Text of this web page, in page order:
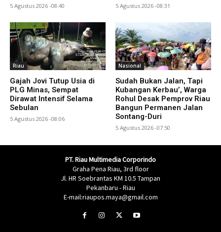
5 Agustus 2026 -08:40 5 Agustus 2026 -08:31
Riau
Gajah Jovi Tutup Usia di
PLG Minas, Sempat
Dirawat Intensif Selama
Sebulan
5 Agustus 2026 -08:06
Nasional
Sudah Bukan Jalan, Tapi
Kubangan Kerbau’, Warga
Rohul Desak Pemprov Riau
Bangun Permanen Jalan
Sontang-Duri
5 Agustus 2026 -07:50
PT. Riau Multimedia Corporindo
Graha Pena Riau, 3rd floor
Jl. HR Soebrantas KM 10.5 Tampan
Pekanbaru - Riau
E-mail:riaupos.maya@gmail.com